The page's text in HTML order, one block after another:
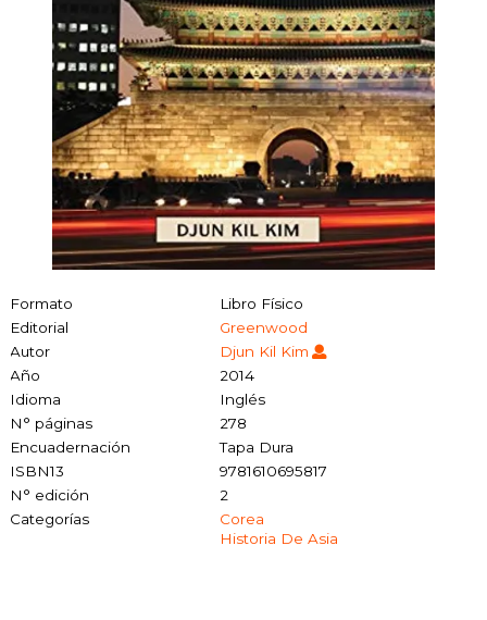
Formato
Libro Físico
Editorial
Greenwood
Autor
Djun Kil Kim
Año
2014
Idioma
Inglés
N° páginas
278
Encuadernación
Tapa Dura
ISBN13
9781610695817
N° edición
2
Categorías
Corea
Historia De Asia